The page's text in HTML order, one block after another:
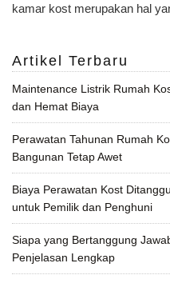
kamar kost merupakan hal
Artikel Terbaru
Maintenance Listrik Rumah
dan Hemat Biaya
Perawatan Tahunan Rumah
Bangunan Tetap Awet
Biaya Perawatan Kost
untuk Pemilik dan Penghuni
Siapa yang Bertanggung
Penjelasan Lengkap